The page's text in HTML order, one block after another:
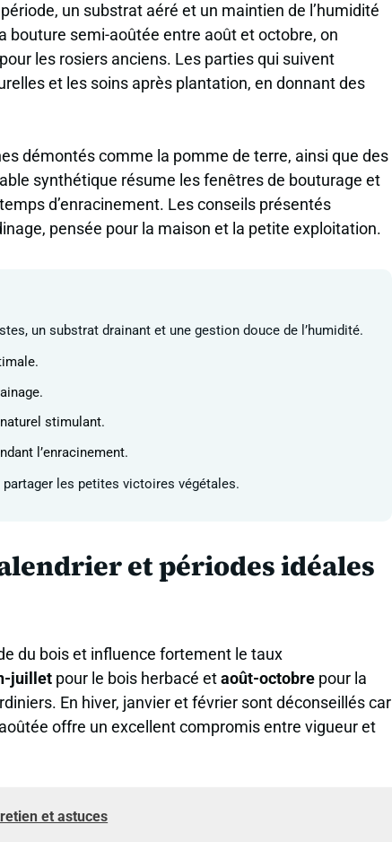
un substrat aéré et un maintien de l’humidité
bouture semi-aoûtée entre août et octobre, on
les rosiers anciens. Les parties qui suivent
et les soins après plantation, en donnant des
démontés comme la pomme de terre, ainsi que des
synthétique résume les fenêtres de bouturage et
d’enracinement. Les conseils présentés
pensée pour la maison et la petite exploitation.
un substrat drainant et une gestion douce de l’humidité.
stimulant.
l’enracinement.
les petites victoires végétales.
et périodes idéales
du bois et influence fortement le taux
juillet pour le bois herbacé etaoût-octobre pour la
En hiver, janvier et février sont déconseillés car
offre un excellent compromis entre vigueur et
et astuces